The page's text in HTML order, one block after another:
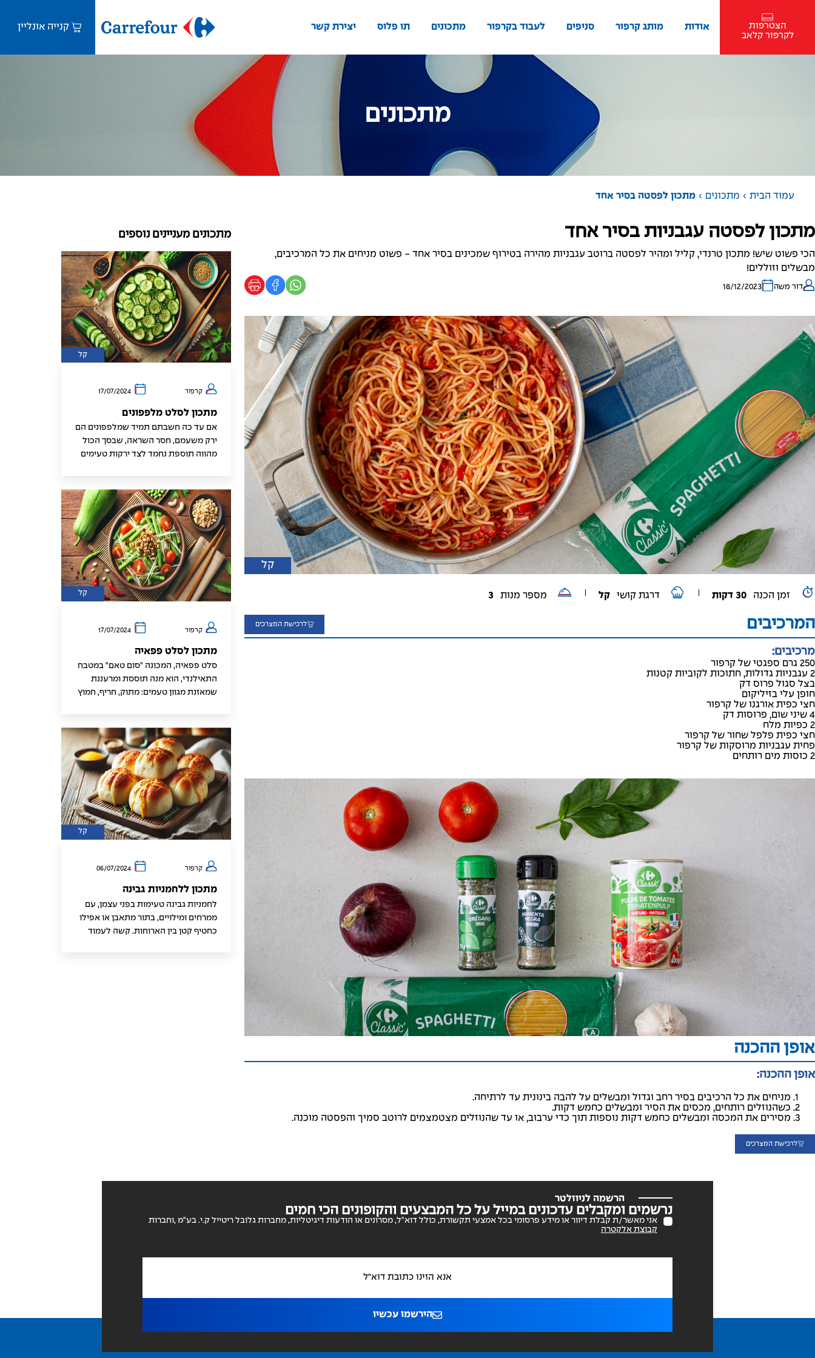
הצטרפות
לקרפור קלאב
אודות מותג קרפור סניפים לעבוד בקרפור מתכונים תו פלוס יצירת קשר קנייה אונליין
מתכונים
עמוד הבית › מתכונים › מתכון לפסטה בסיר אחד
מתכון לפסטה עגבניות בסיר אחד
הכי פשוט שיש! מתכון טרנדי, קליל ומהיר לפסטה ברוטב עגבניות מהירה בטירוף שמכינים בסיר אחד - פשוט מניחים את כל המרכיבים,
מבשלים וזוללים!
דור משה 18/12/2023
קל
זמן הכנה 30 דקות דרגת קושי קל מספר מנות 3
המרכיבים לרכישת המצרכים
מרכיבים:
250 גרם ספגטי של קרפור
2 עגבניות גדולות, חתוכות לקוביות קטנות
בצל סגול פרוס דק
חופן עלי בזיליקום
חצי כפית אורגנו של קרפור
4 שיני שום, פרוסות דק
2 כפיות מלח
חצי כפית פלפל שחור של קרפור
פחית עגבניות מרוסקות של קרפור
2 כוסות מים רותחים
אופן ההכנה
אופן ההכנה:
מניחים את כל הרכיבים בסיר רחב וגדול ומבשלים על להבה בינונית עד לרתיחה.
כשהנוזלים רותחים, מכסים את הסיר ומבשלים כחמש דקות.
מסירים את המכסה ומבשלים כחמש דקות נוספות תוך כדי ערבוב, או עד שהנוזלים מצטמצמים לרוטב סמיך והפסטה מוכנה.
לרכישת המצרכים
מתכונים מעניינים נוספים
קל
קרפור 17/07/2024
מתכון לסלט מלפפונים
אם עד כה חשבתם תמיד שמלפפונים הם
ירק משעמם, חסר השראה, שבסך הכול
מהווה תוספת נחמד לצד ירקות טעימים
קל
קרפור 17/07/2024
מתכון לסלט פפאיה
סלט פפאיה, המכונה "סום טאם" במטבח
התאילנדי, הוא מנה תוססת ומרעננת
שמאזנת מגוון טעמים: מתוק, חריף, חמוץ
במדינות רבות בדרום מזרח אסיה. פפאיה
ירוקה היא המרכיב העיקרי, והיא מספקת
מרקם פריך שסופג את הרוטב המעט
החריף, שהופך כל ביס לפרץ של טעם.
קל
קרפור 06/07/2024
מתכון ללחמניות גבינה
לחמניות גבינה טעימות בפני עצמן, עם
ממרחים ומילויים, בתור מתאבן או אפילו
כחטיף קטן בין הארוחות. קשה לעמוד
הרשמה לניוזלטר
נרשמים ומקבלים עדכונים במייל על כל המבצעים והקופונים הכי חמים
אני מאשר/ת קבלת דיוור או מידע פרסומי בכל אמצעי תקשורת, כולל דוא"ל, מסרונים או הודעות דיגיטליות, מחברות גלובל ריטייל ק.י. בע"מ ,וחברות
קבוצת אלקטרה
הירשמו עכשיו